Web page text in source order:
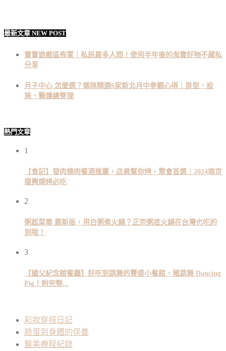
最新文章 NEW POST
寶寶遊戲區佈置｜私訊最多人問！使用半年後的淘寶好物不藏私
分享
月子中心 怎麼選？媽咪精選6家新北月中參觀心得｜房型、設
施、醫護總整理
熱門文章
1
【食記】發肉燒肉餐酒推薦，店員幫你烤，聚會首選｜2024南京
復興燒烤必吃
2
粥起菜單 最新版，用白粥煮火鍋？正宗粥底火鍋在台灣也吃的
到啦！
3
【國父紀念館餐廳】好吃到跳舞的豐盛小餐館，豬跳舞 Dancing
Pig！附完整...
彩妝穿搭日記
臉蛋到身體的保養
醫美療程紀錄